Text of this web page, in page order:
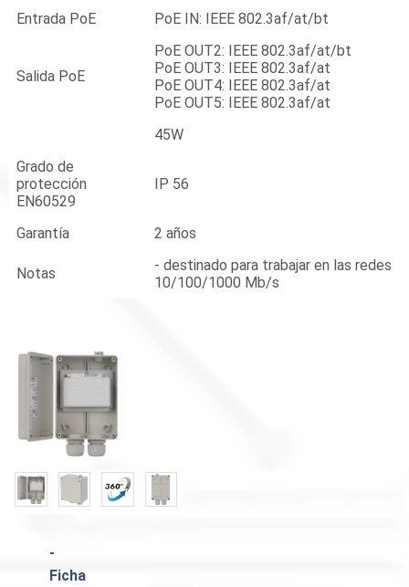
Entrada PoE
PoE IN: IEEE 802.3af/at/bt
Salida PoE
PoE OUT2: IEEE 802.3af/at/bt
PoE OUT3: IEEE 802.3af/at
PoE OUT4: IEEE 802.3af/at
PoE OUT5: IEEE 802.3af/at
45W
Grado de
protección
EN60529
IP 56
Garantía 2 años
Notas
- destinado para trabajar en las redes
10/100/1000 Mb/s
-
Ficha